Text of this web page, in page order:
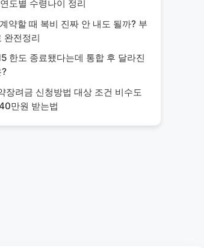
도별 수령나이 정리
약할 때 복비 진짜 안 내도 될까? 부
완전정리
한도 종료됐다는데 통합 후 달라진
장려금 신청방법 대상 조건 비수도
만원 받는법